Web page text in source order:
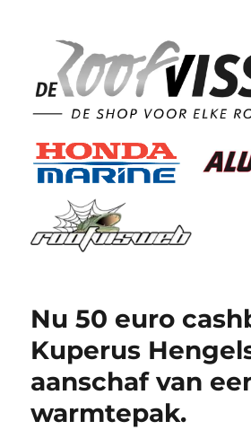
Nu 50 euro
Kuperus
aanschaf van
warmtepak.